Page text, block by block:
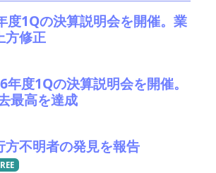
度1Qの決算説明会を開催。業
方修正
度1Qの決算説明会を開催。
最高を達成
方不明者の発見を報告